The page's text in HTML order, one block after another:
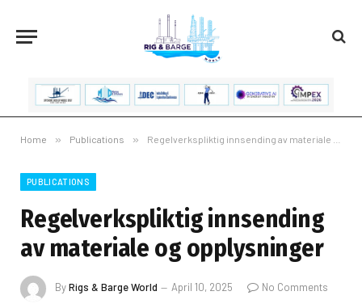
Home » Publications » Regelverkspliktig innsending av materiale og opplysninger
PUBLICATIONS
Regelverkspliktig innsending
av materiale og opplysninger
ByRigs & Barge World April 10, 2025
No Comments